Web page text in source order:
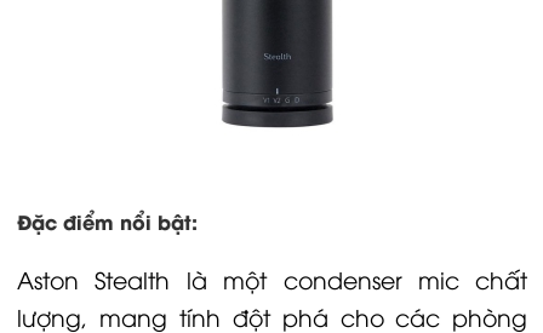
Đặc điểm nổi bật:
Aston Stealth là một condenser mic chất
lượng, mang tính đột phá cho các phòng